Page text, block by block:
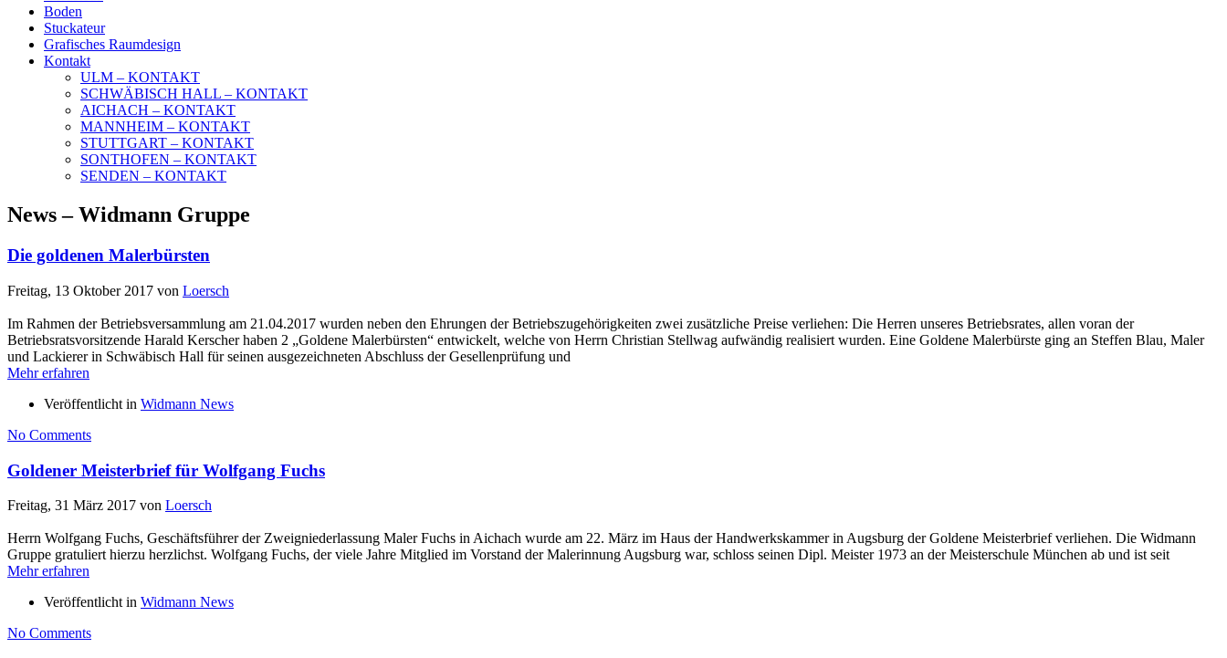
Boden
Stuckateur
Grafisches Raumdesign
Kontakt
ULM – KONTAKT
SCHWÄBISCH HALL – KONTAKT
AICHACH – KONTAKT
MANNHEIM – KONTAKT
STUTTGART – KONTAKT
SONTHOFEN – KONTAKT
SENDEN – KONTAKT
News – Widmann Gruppe
Die goldenen Malerbürsten
Freitag, 13 Oktober 2017 von Loersch
Im Rahmen der Betriebsversammlung am 21.04.2017 wurden neben den Ehrungen der Betriebszugehörigkeiten zwei zusätzliche Preise verliehen: Die Herren unseres Betriebsrates, allen voran der
Betriebsratsvorsitzende Harald Kerscher haben 2 „Goldene Malerbürsten“ entwickelt, welche von Herrn Christian Stellwag aufwändig realisiert wurden. Eine Goldene Malerbürste ging an Steffen Blau, Maler
und Lackierer in Schwäbisch Hall für seinen ausgezeichneten Abschluss der Gesellenprüfung und
Mehr erfahren
Veröffentlicht in Widmann News
No Comments
Goldener Meisterbrief für Wolfgang Fuchs
Freitag, 31 März 2017 von Loersch
Herrn Wolfgang Fuchs, Geschäftsführer der Zweigniederlassung Maler Fuchs in Aichach wurde am 22. März im Haus der Handwerkskammer in Augsburg der Goldene Meisterbrief verliehen. Die Widmann
Gruppe gratuliert hierzu herzlichst. Wolfgang Fuchs, der viele Jahre Mitglied im Vorstand der Malerinnung Augsburg war, schloss seinen Dipl. Meister 1973 an der Meisterschule München ab und ist seit
Mehr erfahren
Veröffentlicht in Widmann News
No Comments